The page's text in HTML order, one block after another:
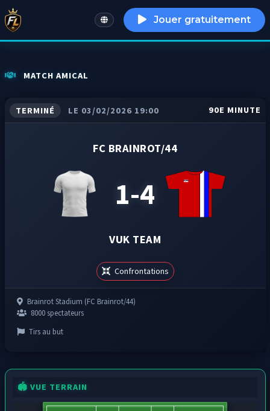
English Jouer gratuitement
MATCH AMICAL
TERMINÉ LE 03/02/2026 19:00 90E MINUTE
FC BRAINROT/44
1-4
VUK TEAM
Confrontations
Brainrot Stadium (FC Brainrot/44)
8000 spectateurs
Tirs au but
🏟️ VUE TERRAIN